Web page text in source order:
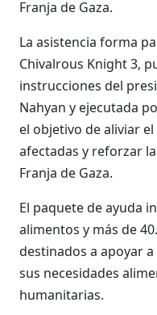
Franja de Gaza.
La asistencia forma
Chivalrous Knight 3,
instrucciones del
Nahyan y ejecutada
el objetivo de aliviar
afectadas y reforzar
Franja de Gaza.
El paquete de ayuda
alimentos y más de
destinados a apoyar
sus necesidades
humanitarias.